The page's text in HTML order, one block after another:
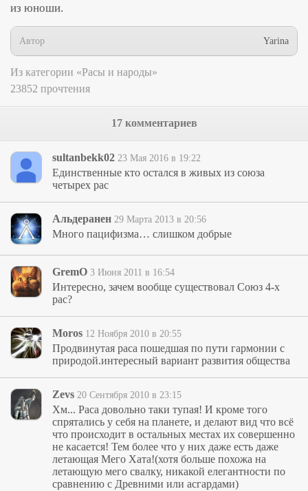
из юноши.
Автор Yarina
Из категории «Расы и народы»
23852 прочтения
17 комментариев
sultanbekk02 23 Мая 2016 в 19:22
Единственные кто остался в живых из союза
четырех рас
Альдеранен 29 Марта 2013 в 20:56
Много пацифизма… слишком добрые
GremO 3 Июня 2011 в 16:54
Интересно, зачем вообще существовал Союз 4-х
рас?
Moros 12 Ноября 2010 в 20:55
Продвинутая раса пошедшая по пути гармонии с
природой.интересный вариант развития общества
Zevs 20 Сентября 2010 в 23:15
Хм... Раса довольно таки тупая! И кроме того
спрятались у себя на планете, и делают вид что всё
что происходит в остальных местах их совершенно
не касается! Тем более что у них даже есть даже
летающая Мего Хата!(хотя больше похожа на
летающую мего свалку, никакой елегантности по
сравнению с Древними или асгардами)